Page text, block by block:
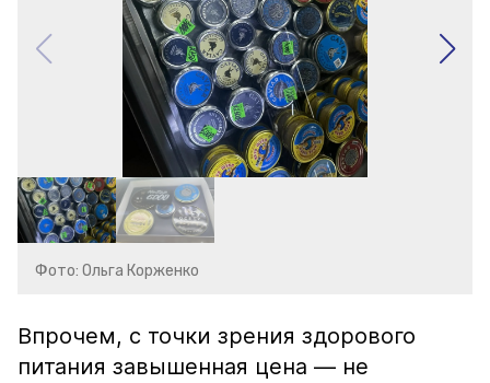
Фото: Ольга Корженко
Впрочем, с точки зрения здорового
питания завышенная цена — не